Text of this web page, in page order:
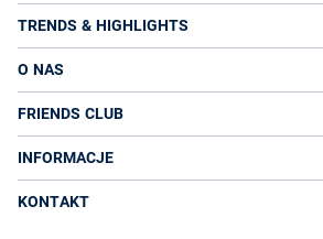
za sprawą wzorów i ciekawych
osiągnąć zachwycające efekty.
Oryginalne chusty na szyję
praktycznych i estetycznych.
połączenie jakości i stylu.W naszej ofercie
egzemplarze, wprost od znanych i cenionych
TRENDS & HIGHLIGHTS
O NAS
FRIENDS CLUB
INFORMACJE
KONTAKT